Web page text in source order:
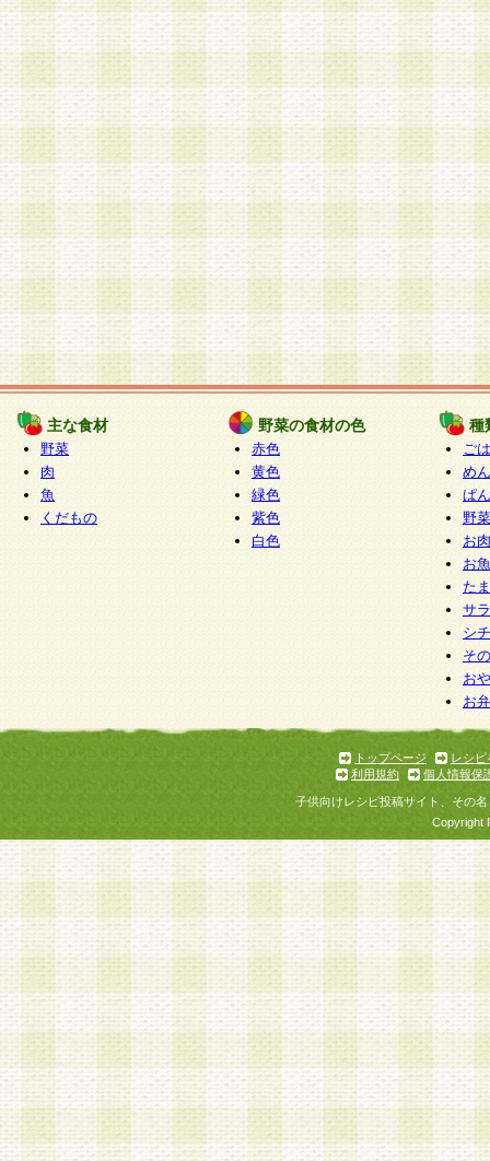
主な食材
野菜
肉
魚
くだもの
野菜の食材の色
赤色
黄色
緑色
紫色
白色
種
ご
めん
ぱん
野
お
お
た
サ
シ
そ
お
お
トップページ
レシピ
利用規約
個人情報保
子供向けレシピ投稿サイト、その
Copyright